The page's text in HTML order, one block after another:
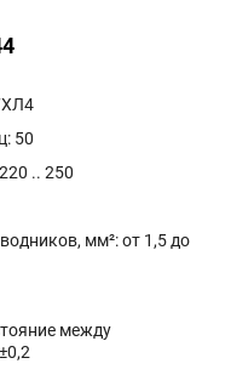
50
.. 250
мм²: от 1,5 до
между